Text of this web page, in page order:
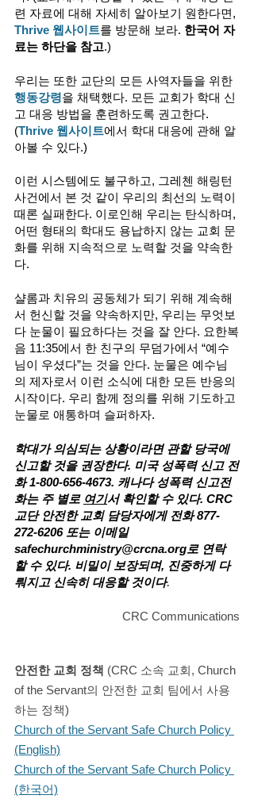
련 자료에 대해 자세히 알아보기 원한다면,
Thrive 웹사이트를 방문해 보라. 한국어 자
료는 하단을 참고.)
우리는 또한 교단의 모든 사역자들을 위한
행동강령을 채택했다. 모든 교회가 학대 신
고 대응 방법을 훈련하도록 권고한다.
(Thrive 웹사이트에서 학대 대응에 관해 알
아볼 수 있다.)
이런 시스템에도 불구하고, 그레첸 해링턴
사건에서 본 것 같이 우리의 최선의 노력이
때론 실패한다. 이로인해 우리는 탄식하며,
어떤 형태의 학대도 용납하지 않는 교회 문
화를 위해 지속적으로 노력할 것을 약속한
다.
샬롬과 치유의 공동체가 되기 위해 계속해
서 헌신할 것을 약속하지만, 우리는 무엇보
다 눈물이 필요하다는 것을 잘 안다. 요한복
음 11:35에서 한 친구의 무덤가에서 “예수
님이 우셨다”는 것을 안다. 눈물은 예수님
의 제자로서 이런 소식에 대한 모든 반응의
시작이다. 우리 함께 정의를 위해 기도하고
눈물로 애통하며 슬퍼하자.
학대가 의심되는 상황이라면 관할 당국에
신고할 것을 권장한다. 미국 성폭력 신고 전
화 1-800-656-4673. 캐나다 성폭력 신고전
화는 주 별로 여기서 확인할 수 있다. CRC
교단 안전한 교회 담당자에게 전화 877-
272-6206 또는 이메일
safechurchministry@crcna.org로 연락
할 수 있다. 비밀이 보장되며, 진중하게 다
뤄지고 신속히 대응할 것이다.
CRC Communications
안전한 교회 정책 (CRC 소속 교회, Church
of the Servant의 안전한 교회 팀에서 사용
하는 정책)
Church of the Servant Safe Church Policy
(English)
Church of the Servant Safe Church Policy
(한국어)